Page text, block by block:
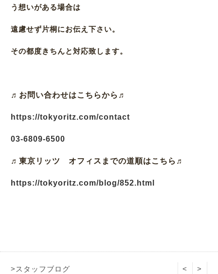
う想いがある場合は
遠慮せず片桐にお伝え下さい。
その都度きちんと対応致します。
♬お問い合わせはこちらから♬
https://tokyoritz.com/contact
03-6809-6500
♬東京リッツ オフィスまでの道順はこちら♬
https://tokyoritz.com/blog/852.html
>スタッフブログ < >